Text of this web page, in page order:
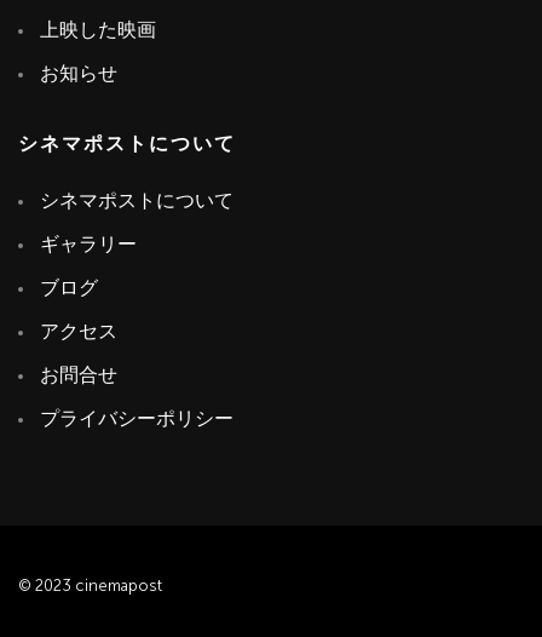
上映した映画
お知らせ
シネマポストについて
シネマポストについて
ギャラリー
ブログ
アクセス
お問合せ
プライバシーポリシー
© 2023 cinemapost